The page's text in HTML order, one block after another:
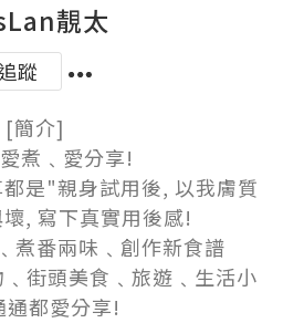
靚太
追蹤
[簡介]
煮﹑愛分享!
是"親身試用後, 以我膚質
, 寫下真實用後感!
煮番兩味﹑創作新食譜
街頭美食﹑旅遊﹑生活小
通都愛分享!